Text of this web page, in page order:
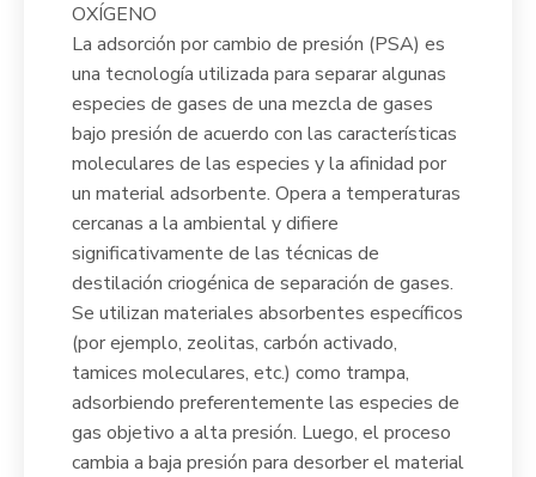
OXÍGENO
La adsorción por cambio de presión (PSA) es
una tecnología utilizada para separar algunas
especies de gases de una mezcla de gases
bajo presión de acuerdo con las características
moleculares de las especies y la afinidad por
un material adsorbente. Opera a temperaturas
cercanas a la ambiental y difiere
significativamente de las técnicas de
destilación criogénica de separación de gases.
Se utilizan materiales absorbentes específicos
(por ejemplo, zeolitas, carbón activado,
tamices moleculares, etc.) como trampa,
adsorbiendo preferentemente las especies de
gas objetivo a alta presión. Luego, el proceso
cambia a baja presión para desorber el material